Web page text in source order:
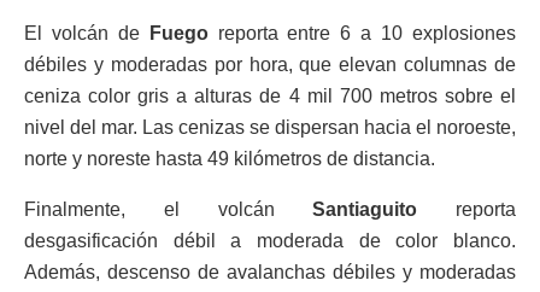
El volcán de Fuegoreporta entre 6 a 10 explosiones
débiles y moderadas por hora, que elevan columnas de
ceniza color gris a alturas de 4 mil 700 metros sobre el
nivel del mar. Las cenizas se dispersan hacia el noroeste,
norte y noreste hasta 49 kilómetros de distancia.
Finalmente, el volcánSantiaguito reporta
desgasificación débil a moderada de color blanco.
Además, descenso de avalanchas débiles y moderadas